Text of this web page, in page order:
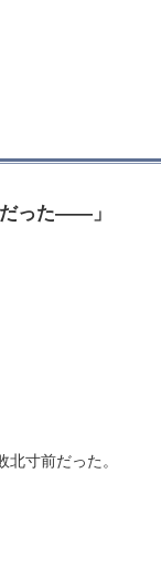
だった――」
寸前だった。